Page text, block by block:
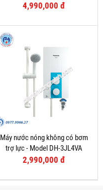
4,990,000 đ
Máy nước nóng không có bơm
trợ lực - Model DH-3JL4VA
2,990,000 đ